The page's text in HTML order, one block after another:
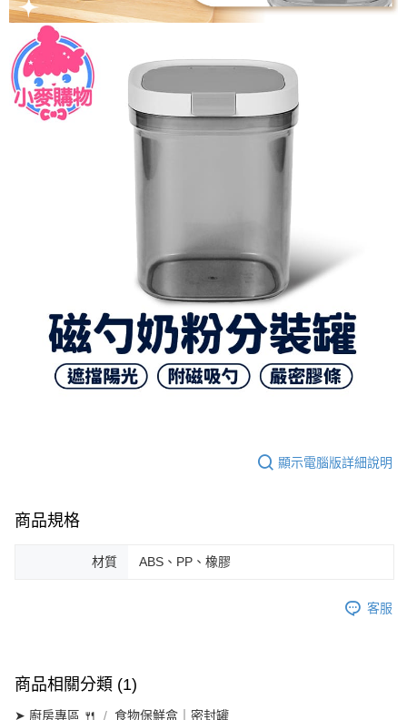
顯示電腦版詳細說明
商品規格
材質 ABS、PP、橡膠
客服
商品相關分類 (1)
➤ 廚房專區 🍴 食物保鮮盒｜密封罐